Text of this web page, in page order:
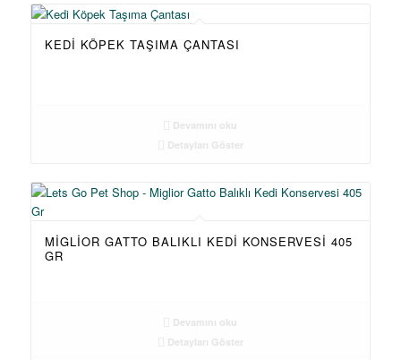
KEDI KÖPEK TAŞIMA ÇANTASI
Devamını oku
Detayları Göster
MIGLIOR GATTO BALIKLI KEDI KONSERVESI 405
GR
Devamını oku
Detayları Göster